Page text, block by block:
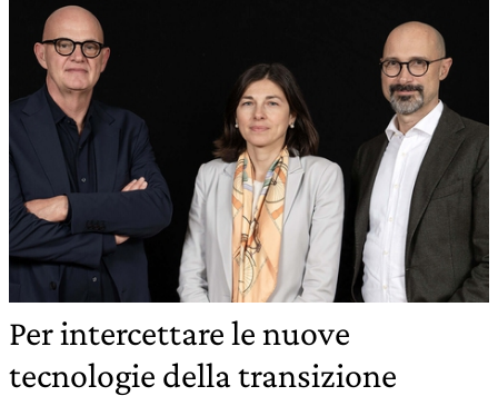
Per intercettare le nuove
tecnologie della transizione